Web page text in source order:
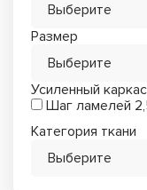
Выберите
Размер
Выберите
Усиленный каркас
Шаг ламелей
Категория ткани
Выберите